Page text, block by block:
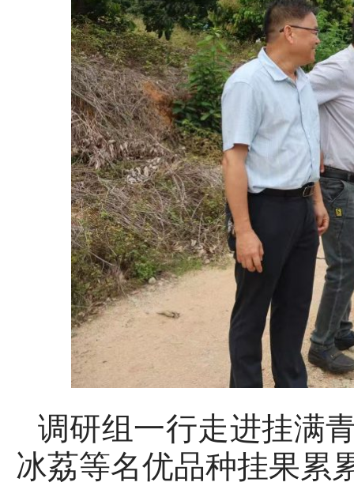
调研组一行走进挂满
冰荔等名优品种挂果累